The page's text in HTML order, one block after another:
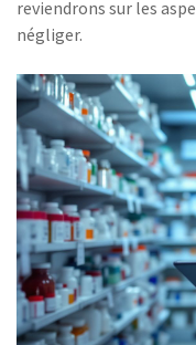
reviendrons sur les
négliger.